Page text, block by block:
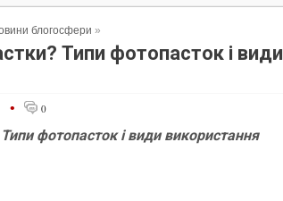
блогосфери »
Типи фотопасток і види
• 0
фотопасток і види використання